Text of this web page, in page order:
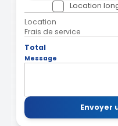
Location
Location
Frais de service
Total
Message
Envoyer